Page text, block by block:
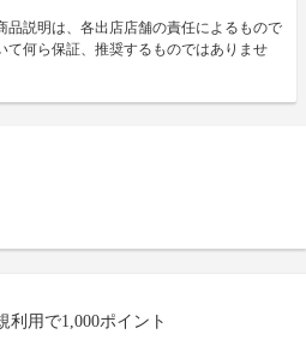
品説明は、各出店店舗の責任によるもので
て何ら保証、推奨するものではありませ
利用で1,000ポイント